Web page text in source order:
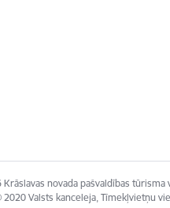
novada pašvaldības
2020 Valsts kanceleja, Tīmekļvietņu